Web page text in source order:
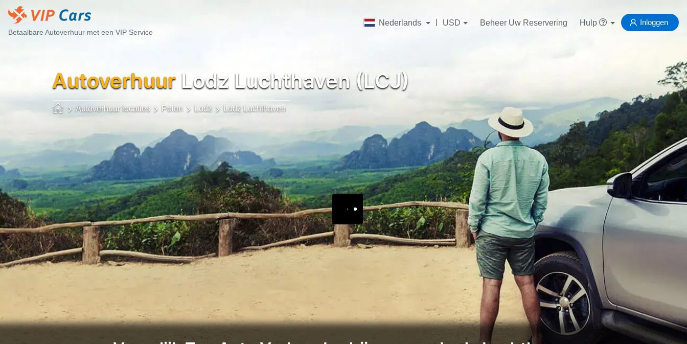
Betaalbare Autoverhuur met een VIP Service
Nederlands USD Beheer Uw Reservering Hulp Inloggen
AutoverhuurLodz Luchthaven (LCJ)
Autoverhuur locaties Polen Lodz Lodz Luchthaven